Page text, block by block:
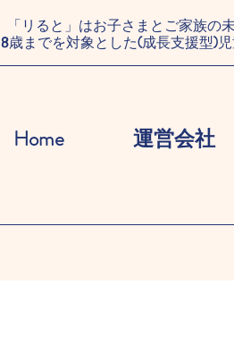
「リると」はお子さまとご家族の
歳までを対象とした(成長支援型)
Home 運営会社